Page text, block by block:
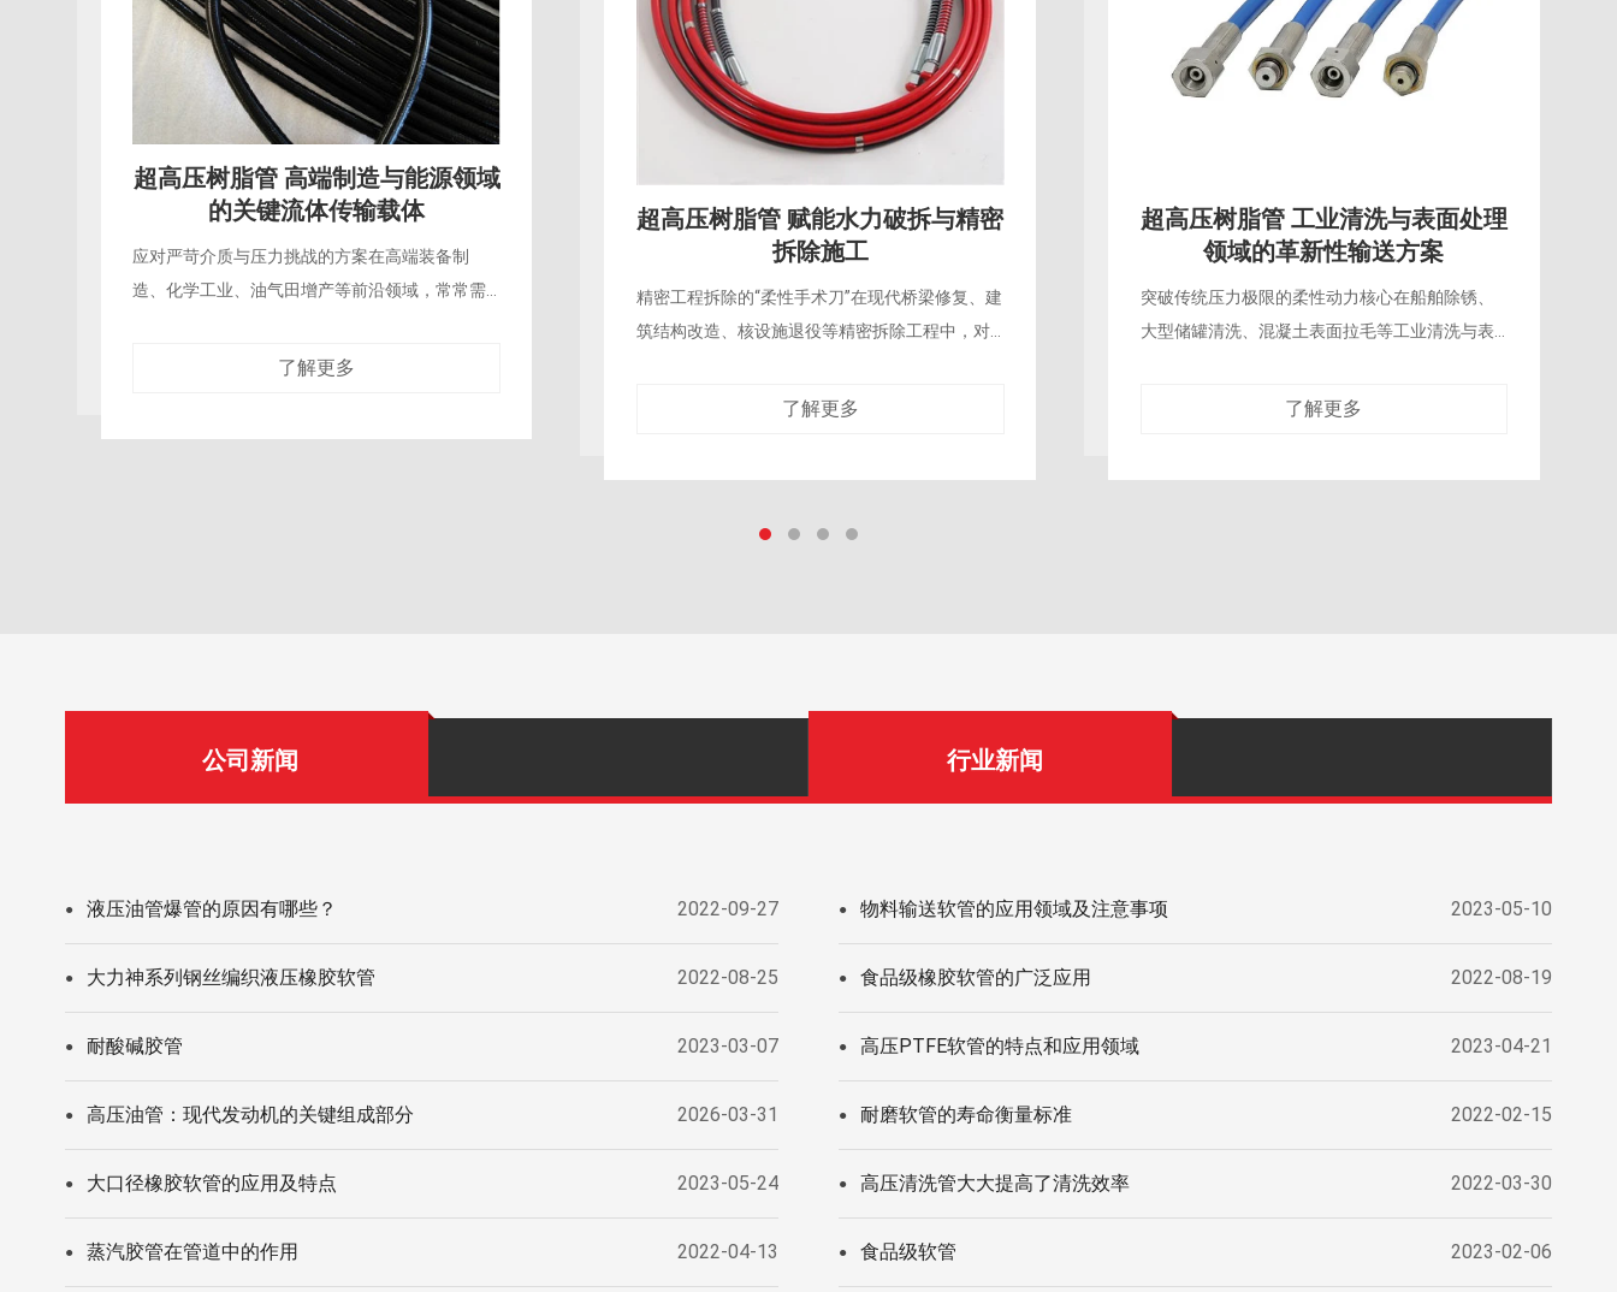
超高压树脂管 赋能水力破拆与精密
拆除施工
精密工程拆除的“柔性手术刀”在现代桥梁修复、建
施工的精确性、安全性与对保留结构的零损伤要
超高压树脂管 工业清洗与表面处理
领域的革新性输送方案
突破传统压力极限的柔性动力核心在船舶除锈、
大型储罐清洗、混凝土表面拉毛等工业清洗与表
日益提升的作业效率与环保要求，超高压树
了解更多
超高压油气井压裂酸化软管 海上深
水油气开发的柔性安全屏障
海洋平台压裂作业的关键配套部件海上深水油气
田的压裂酸化作业，受平台甲板空间狭小、吊装
刚性超高压管汇很难适配这类场景，超高压
了解更多
公司新闻 行业新闻
● 液压油管爆管的原因有哪些？ 2022-09-27
● 大力神系列钢丝编织液压橡胶软管 2022-08-25
● 耐酸碱胶管 2023-03-07
● 高压油管：现代发动机的关键组成部分 2026-03-31
● 大口径橡胶软管的应用及特点 2023-05-24
● 蒸汽胶管在管道中的作用 2022-04-13
● 物料输送软管的应用领域及注意事项 2023-05-10
● 食品级橡胶软管的广泛应用 2022-08-19
● 高压PTFE软管的特点和应用领域 2023-04-21
● 耐磨软管的寿命衡量标准 2022-02-15
● 高压清洗管大大提高了清洗效率 2022-03-30
● 食品级软管 2023-02-06